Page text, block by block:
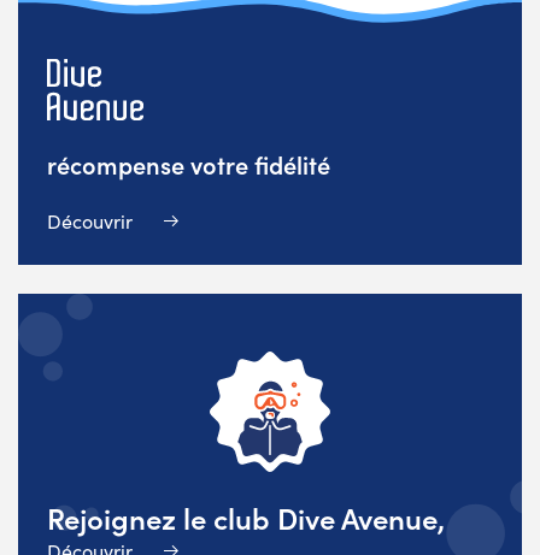
récompense votre fidélité
Découvrir
Rejoignez le club Dive Avenue,